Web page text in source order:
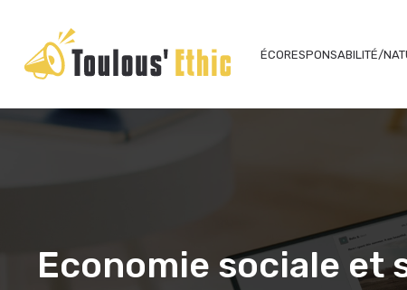
ÉCORESPONSABILITÉ/
Economie sociale et